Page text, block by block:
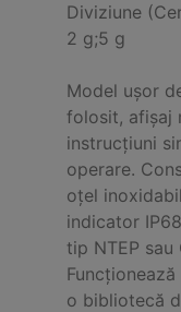
Diviziune
2 g;5 g
Model ușor
folosit, afișaj
instrucțiuni
operare.
oțel
indicator
tip NTEP sau
o bibliotecă